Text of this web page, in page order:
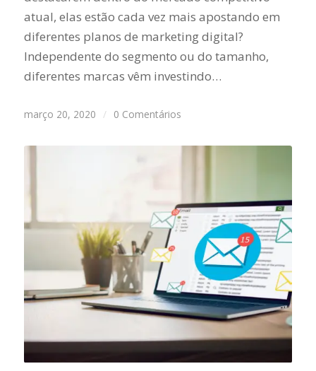
atual, elas estão cada vez mais apostando em
diferentes planos de marketing digital?
Independente do segmento ou do tamanho,
diferentes marcas vêm investindo…
março 20, 2020 / 0 Comentários